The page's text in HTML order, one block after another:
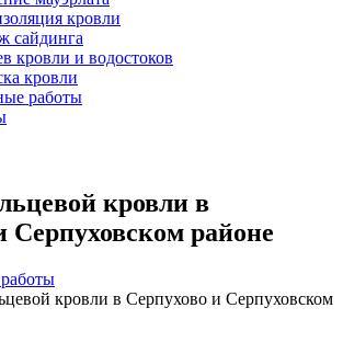
кровли
сайдинга
кровли и водостоков
кровли
работы
кровли в
Серпуховском районе
кровли в Серпухово и Серпуховском